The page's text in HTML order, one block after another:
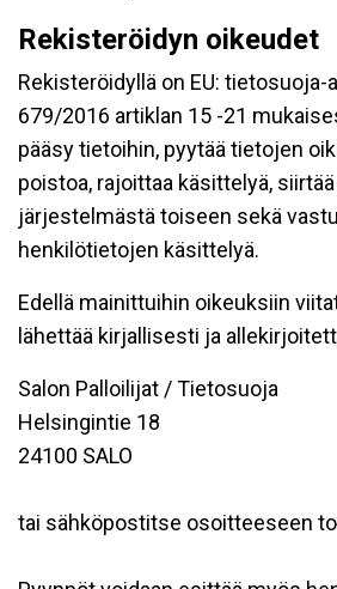
Rekisteröidyn oikeudet
Rekisteröidyllä on EU: tietosuoja-
679/2016 artiklan 15 -21
pääsy tietoihin, pyytää tietojen
poistoa, rajoittaa käsittelyä,
järjestelmästä toiseen sekä
henkilötietojen käsittelyä.
Edellä mainittuihin oikeuksiin
lähettää kirjallisesti ja
Salon Palloilijat / Tietosuoja
Helsingintie 18
24100 SALO
tai sähköpostitse osoitteeseen